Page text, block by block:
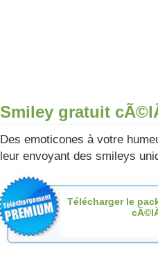
Smiley gratuit
Des emoticones à votre
leur envoyant des smileys
Télécharger le